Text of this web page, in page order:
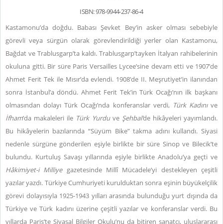
ISBN: 978-9944-237-86-4
Kastamonu’da doğdu. Babası Şevket Bey’in asker olması sebebiyle
görevli veya sürgün olarak görevlendirildiği yerler olan Kastamonu,
Bağdat ve Trablusgarp’ta kaldı. Trablusgarp’tayken İtalyan rahibelerinin
okuluna gitti. Bir süre Paris Versailles Lycee’sine devam etti ve 1907’de
Ahmet Ferit Tek ile Mısır’da evlendi. 1908’de II. Meşrutiyet’in ilanından
sonra İstanbul’a döndü. Ahmet Ferit Tek’in Türk Ocağı’nın ilk başkanı
olmasından dolayı Türk Ocağı’nda konferanslar verdi, Türk Kadını ve
İfham’da makaleleri ile Türk Yurdu ve Şehbal’de hikâyeleri yayımlandı.
Bu hikâyelerin bazılarında “Süyüm Bike” takma adını kullandı. Siyasi
nedenle sürgüne gönderilen eşiyle birlikte bir süre Sinop ve Bilecik’te
bulundu. Kurtuluş Savaşı yıllarında eşiyle birlikte Anadolu’ya geçti ve
Hâkimiyet-i Milliyegazetesinde Millî Mücadele’yi destekleyen çeşitli
yazılar yazdı. Türkiye Cumhuriyeti kurulduktan sonra eşinin büyükelçilik
görevi dolayısıyla 1925-1943 yılları arasında bulunduğu yurt dışında da
Türkiye ve Türk kadını üzerine çeşitli yazılar ve konferanslar verdi. Bu
yıllarda Paris’te Siyasal Bilgiler Okulu’nu da bitiren sanatçı, uluslararası